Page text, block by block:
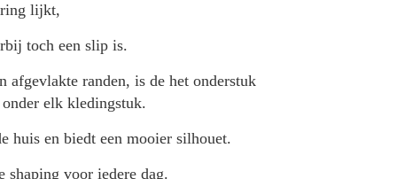
lijkt,
toch een slip is.
afgevlakte randen, is de het onderstuk
elk kledingstuk.
huis en biedt een mooier silhouet.
shaping voor iedere dag.